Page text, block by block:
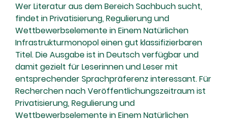
Wer Literatur aus dem Bereich Sachbuch sucht,
findet in Privatisierung, Regulierung und
Wettbewerbselemente in Einem Natürlichen
Infrastrukturmonopol einen gut klassifizierbaren
Titel. Die Ausgabe ist in Deutsch verfügbar und
damit gezielt für Leserinnen und Leser mit
entsprechender Sprachpräferenz interessant. Für
Recherchen nach Veröffentlichungszeitraum ist
Privatisierung, Regulierung und
Wettbewerbselemente in Einem Natürlichen